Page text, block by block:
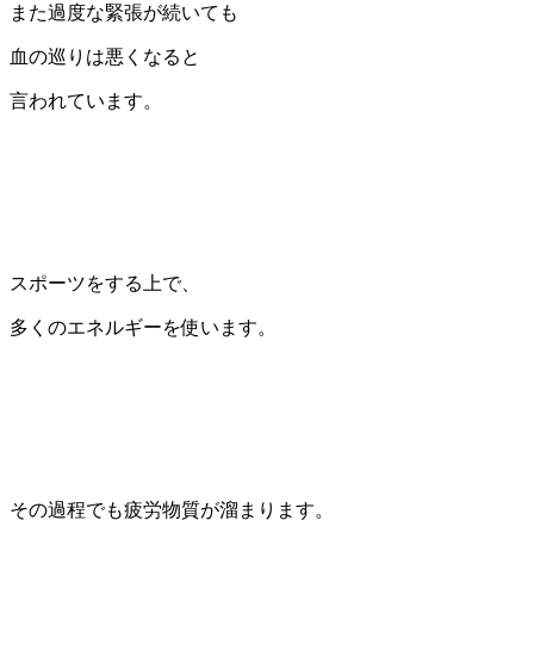
また過度な緊張が続いても
血の巡りは悪くなると
言われています。
スポーツをする上で、
多くのエネルギーを使います。
その過程でも疲労物質が溜まります。